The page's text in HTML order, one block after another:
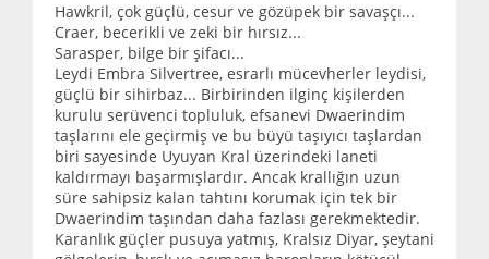
Hawkril, çok güçlü, cesur ve gözüpek bir savaşçı...
Craer, becerikli ve zeki bir hırsız...
Sarasper, bilge bir şifacı...
Leydi Embra Silvertree, esrarlı mücevherler leydisi,
güçlü bir sihirbaz... Birbirinden ilginç kişilerden
kurulu serüvenci topluluk, efsanevi Dwaerindim
taşlarını ele geçirmiş ve bu büyü taşıyıcı taşlardan
biri sayesinde Uyuyan Kral üzerindeki laneti
kaldırmayı başarmışlardır. Ancak krallığın uzun
süre sahipsiz kalan tahtını korumak için tek bir
Dwaerindim taşından daha fazlası gerekmektedir.
Karanlık güçler pusuya yatmış, Kralsız Diyar, şeytani